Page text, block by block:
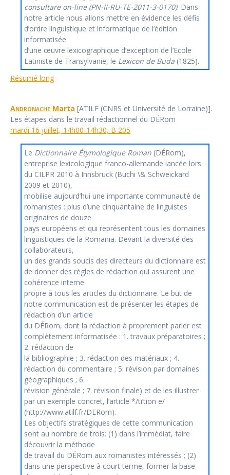
consultare on-line (PN-II-RU-TE-2011-3-0170). Dans
notre article nous allons mettre en évidence les défis
d’ordre linguistique et informatique de l’édition
informatisée
d’une œuvre lexicographique d’exception de l’Ecole
Latiniste de Transylvanie, le Lexicon de Buda (1825).
Résumé long
Andronache Marta [ATILF (CNRS et Université de Lorraine)].
Les étapes dans le travail rédactionnel du DÉRom
mardi 16 juillet, 14h00-14h30, B 205
Le Dictionnaire Étymologique Roman (DÉRom),
entreprise lexicologique franco-allemande lancée lors
du CILPR 2010 à Innsbruck (Buchi \& Schweickard
2009 et 2010),
mobilise aujourd’hui une importante communauté de
romanistes : plus d’une cinquantaine de linguistes
originaires de douze
pays européens et qui représentent tous les domaines
linguistiques de la Romania. Devant la diversité des
collaborateurs,
un des grands soucis des directeurs du dictionnaire est
de donner des règles de rédaction qui assurent une
cohérence interne
propre à tous les articles du dictionnaire. Le but de
notre communication est de présenter les étapes de
rédaction d’un article
du DÉRom, dont la rédaction à proprement parler est
complètement informatisée : 1. travaux préparatoires ;
2. rédaction de
la bibliographie ; 3. rédaction des matériaux ; 4.
rédaction du commentaire ; 5. révision par domaines
géographiques ; 6.
révision générale ; 7. révision finale) et de les illustrer
par un exemple concret, l’article */ti’tion e/
(http://www.atilf.fr/DERom).
Les objectifs stratégiques de cette communication
sont au nombre de trois: (1) dans l’immédiat, faire
découvrir la méthode
de travail du DÉRom aux romanistes intéressés ; (2)
dans une perspective à court terme, former la base